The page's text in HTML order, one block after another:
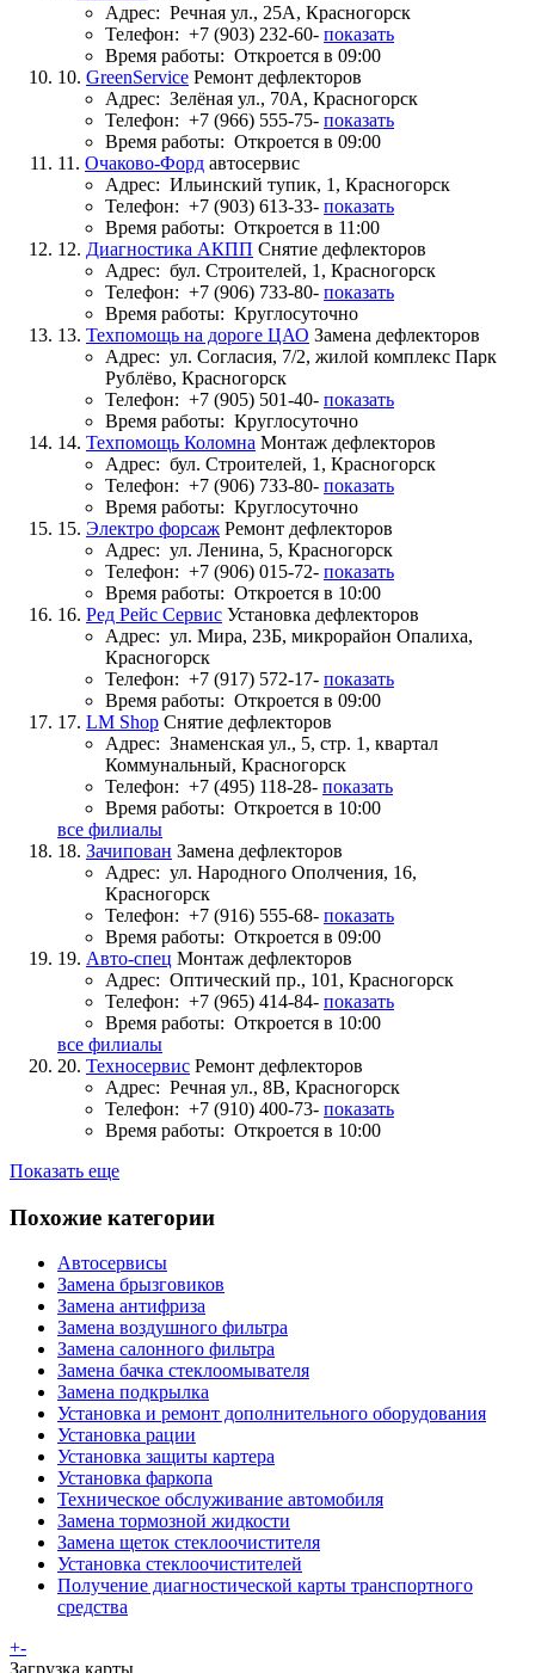
Адрес: Речная ул., 25А, Красногорск
Телефон: +7 (903) 232-60- показать
Время работы: Откроется в 09:00
10. GreenService Ремонт дефлекторов
Адрес: Зелёная ул., 70А, Красногорск
Телефон: +7 (966) 555-75- показать
Время работы: Откроется в 09:00
11. Очаково-Форд автосервис
Адрес: Ильинский тупик, 1, Красногорск
Телефон: +7 (903) 613-33- показать
Время работы: Откроется в 11:00
12. Диагностика АКПП Снятие дефлекторов
Адрес: бул. Строителей, 1, Красногорск
Телефон: +7 (906) 733-80- показать
Время работы: Круглосуточно
13. Техпомощь на дороге ЦАО Замена дефлекторов
Адрес: ул. Согласия, 7/2, жилой комплекс Парк
Рублёво, Красногорск
Телефон: +7 (905) 501-40- показать
Время работы: Круглосуточно
14. Техпомощь Коломна Монтаж дефлекторов
Адрес: бул. Строителей, 1, Красногорск
Телефон: +7 (906) 733-80- показать
Время работы: Круглосуточно
15. Электро форсаж Ремонт дефлекторов
Адрес: ул. Ленина, 5, Красногорск
Телефон: +7 (906) 015-72- показать
Время работы: Откроется в 10:00
16. Ред Рейс Сервис Установка дефлекторов
Адрес: ул. Мира, 23Б, микрорайон Опалиха,
Красногорск
Телефон: +7 (917) 572-17- показать
Время работы: Откроется в 09:00
17. LM Shop Снятие дефлекторов
Адрес: Знаменская ул., 5, стр. 1, квартал
Коммунальный, Красногорск
Телефон: +7 (495) 118-28- показать
Время работы: Откроется в 10:00
все филиалы
18. Зачипован Замена дефлекторов
Адрес: ул. Народного Ополчения, 16,
Красногорск
Телефон: +7 (916) 555-68- показать
Время работы: Откроется в 09:00
19. Авто-спец Монтаж дефлекторов
Адрес: Оптический пр., 101, Красногорск
Телефон: +7 (965) 414-84- показать
Время работы: Откроется в 10:00
все филиалы
20. Техносервис Ремонт дефлекторов
Адрес: Речная ул., 8В, Красногорск
Телефон: +7 (910) 400-73- показать
Время работы: Откроется в 10:00
Показать еще
Похожие категории
Автосервисы
Замена брызговиков
Замена антифриза
Замена воздушного фильтра
Замена салонного фильтра
Замена бачка стеклоомывателя
Замена подкрылка
Установка и ремонт дополнительного оборудования
Установка рации
Установка защиты картера
Установка фаркопа
Техническое обслуживание автомобиля
Замена тормозной жидкости
Замена щеток стеклоочистителя
Установка стеклоочистителей
Получение диагностической карты транспортного
средства
+-